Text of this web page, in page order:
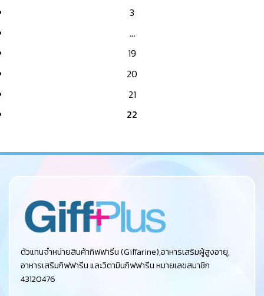
3
…
19
20
21
22
ตัวแทนจำหน่ายสินค้ากิฟฟารีน (Giffarine),อาหารเสริมผู้สูงอายุ,
อาหารเสริมกิฟฟารีน และวิตามินกิฟฟารีน หมายเลขสมาชิก
43120476